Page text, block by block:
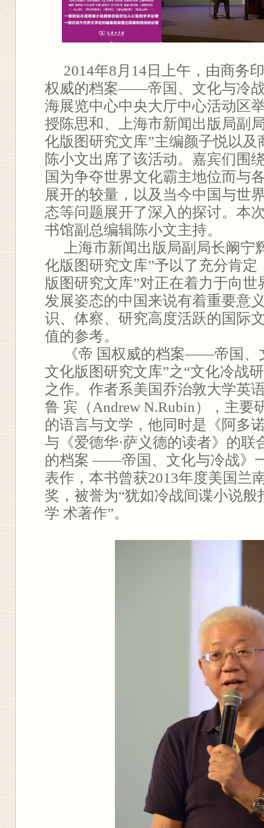
2014年8 月 14 日上午，由商务
权威的档案——帝国、文化与冷
海展览中心中央大厅中心活动区
授陈思和、上海市新闻出版局副
化版图研究文库”主编颜子悦以及
陈小文出席了该活动。嘉宾们围
国为争夺世界文化霸主地位而与
展开的较量，以及当今中国与世
态等问题展开了深入的探讨。本
书馆副总编辑陈小文主持。
上海市新闻出版局副局长阚宁
化版图研究文库”予以了充分肯定
版图研究文库”对正在着力于向世
发展姿态的中国来说有着重要意
识、体察、研究高度活跃的国际
值的参考。
《帝 国权威的档案——帝国、
文化版图研究文库”之“文化冷战
之作。作者系美国乔治敦大学英
鲁 宾（Andrew N.Rubin），主要
的语言与文学，他同时是《阿多
与《爱德华·萨义德的读者》的联
的档案 ——帝国、文化与冷战》
表作，本书曾获2013年度美国兰
奖，被誉为“犹如冷战间谍小说
学 术著作”。